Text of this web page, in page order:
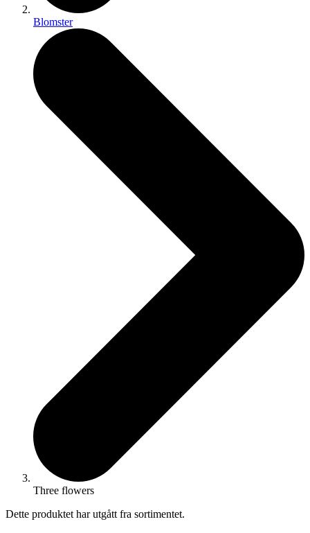
Blomster
Three flowers
Dette produktet har utgått fra sortimentet.